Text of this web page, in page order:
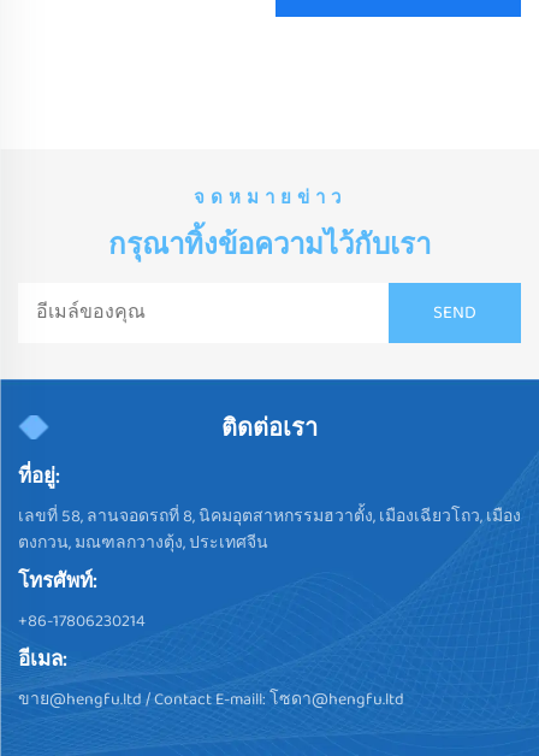
จดหมายข่าว
กรุณาทิ้งข้อความไว้กับเรา
ติดต่อเรา
ที่อยู่:
เลขที่ 58, ลานจอดรถที่ 8, นิคมอุตสาหกรรมฮวาตั้ง, เมืองเฉียวโถว, เมือง
ตงกวน, มณฑลกวางตุ้ง, ประเทศจีน
โทรศัพท์:
+86-17806230214
อีเมล:
ขาย@hengfu.ltd/ Contact E-maill:โซดา@hengfu.ltd